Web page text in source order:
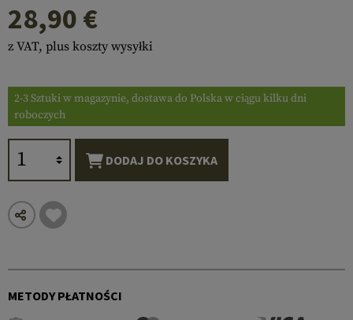
28,90 €
z VAT, plus koszty wysyłki
2-3 Sztuki w magazynie, dostawa do Polska w ciągu kilku dni
roboczych
DODAJ DO KOSZYKA
METODY PŁATNOŚCI